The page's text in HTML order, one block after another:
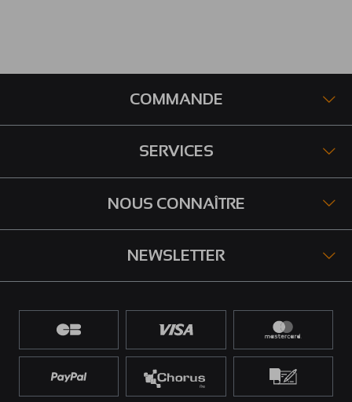
COMMANDE
SERVICES
NOUS CONNAÎTRE
NEWSLETTER